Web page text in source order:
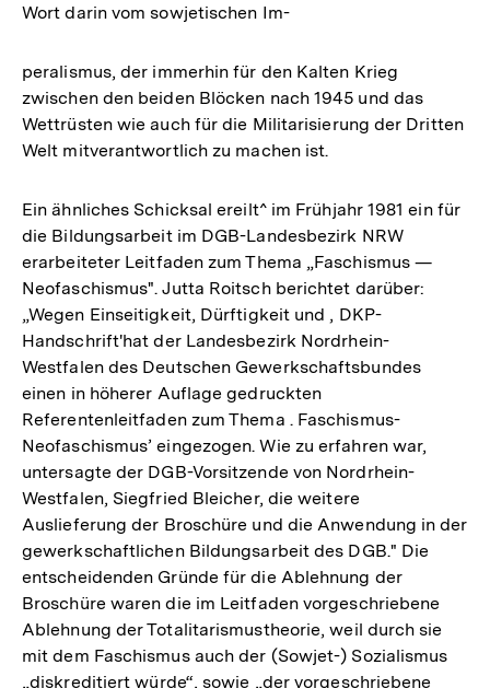
Wort darin vom sowjetischen Im-
peralismus, der immerhin für den Kalten Krieg
zwischen den beiden Blöcken nach 1945 und das
Wettrüsten wie auch für die Militarisierung der Dritten
Welt mitverantwortlich zu machen ist.
Ein ähnliches Schicksal ereilt^ im Frühjahr 1981 ein für
die Bildungsarbeit im DGB-Landesbezirk NRW
erarbeiteter Leitfaden zum Thema „Faschismus —
Neofaschismus". Jutta Roitsch berichtet darüber:
„Wegen Einseitigkeit, Dürftigkeit und , DKP-
Handschrift'hat der Landesbezirk Nordrhein-
Westfalen des Deutschen Gewerkschaftsbundes
einen in höherer Auflage gedruckten
Referentenleitfaden zum Thema . Faschismus-
Neofaschismus’ eingezogen. Wie zu erfahren war,
untersagte der DGB-Vorsitzende von Nordrhein-
Westfalen, Siegfried Bleicher, die weitere
Auslieferung der Broschüre und die Anwendung in der
gewerkschaftlichen Bildungsarbeit des DGB." Die
entscheidenden Gründe für die Ablehnung der
Broschüre waren die im Leitfaden vorgeschriebene
Ablehnung der Totalitarismustheorie, weil durch sie
mit dem Faschismus auch der (Sowjet-) Sozialismus
„diskreditiert würde“, sowie „der vorgeschriebene